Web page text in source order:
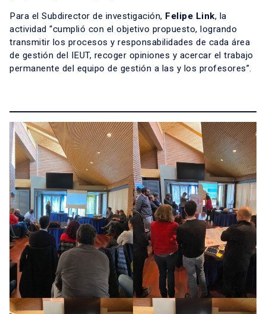
Para el Subdirector de investigación, Felipe Link, la
actividad “cumplió con el objetivo propuesto, logrando
transmitir los procesos y responsabilidades de cada área
de gestión del IEUT, recoger opiniones y acercar el trabajo
permanente del equipo de gestión a las y los profesores”.